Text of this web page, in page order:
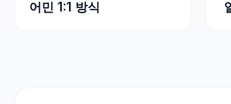
어민 1:1 방식